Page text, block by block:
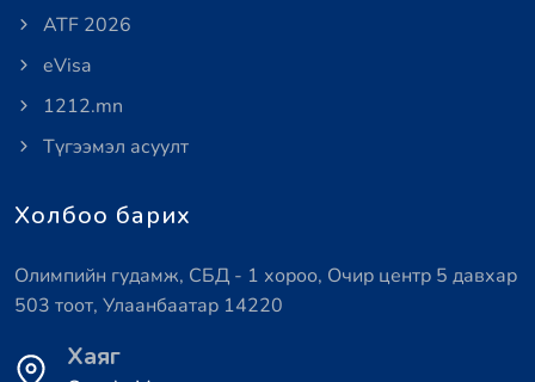
ATF 2026
eVisa
1212.mn
Түгээмэл асуулт
Холбоо барих
Олимпийн гудамж, СБД - 1 хороо, Очир центр 5 давхар
503 тоот, Улаанбаатар 14220
Хаяг